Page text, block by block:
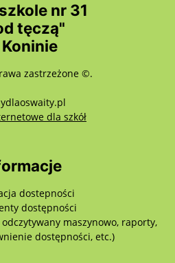
nr 31
tęczą"
zastrzeżone ©.
dla szkółotwiera się w
dostepności
dostępności
odczytywany maszynowo, raporty,
dostępności, etc.)